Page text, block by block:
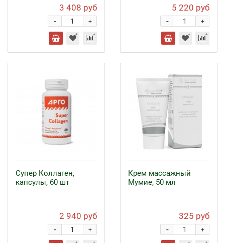
3 408 руб
+
-
5 220 руб
+
-
Супер Коллаген,
капсулы, 60 шт
2 940 руб
+
-
Крем массажный
Мумие, 50 мл
325 руб
+
-